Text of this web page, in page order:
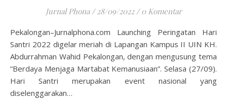
Jurnal Phona / 28/09/2022 / 0 Komentar
Pekalongan–Jurnalphona.com Launching Peringatan Hari
Santri 2022 digelar meriah di Lapangan Kampus II UIN KH.
Abdurrahman Wahid Pekalongan, dengan mengusung tema
“Berdaya Menjaga Martabat Kemanusiaan”. Selasa (27/09).
Hari Santri merupakan event nasional yang
diselenggarakan…